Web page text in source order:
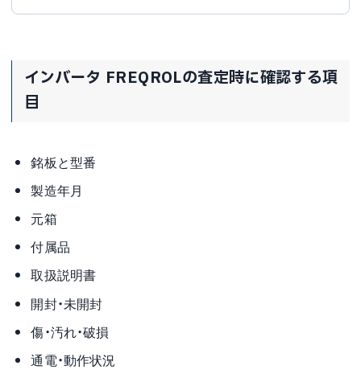
インバータ FREQROLの査定時に確認する項
目
銘板と型番
製造年月
元箱
付属品
取扱説明書
開封・未開封
傷・汚れ・破損
通電・動作状況